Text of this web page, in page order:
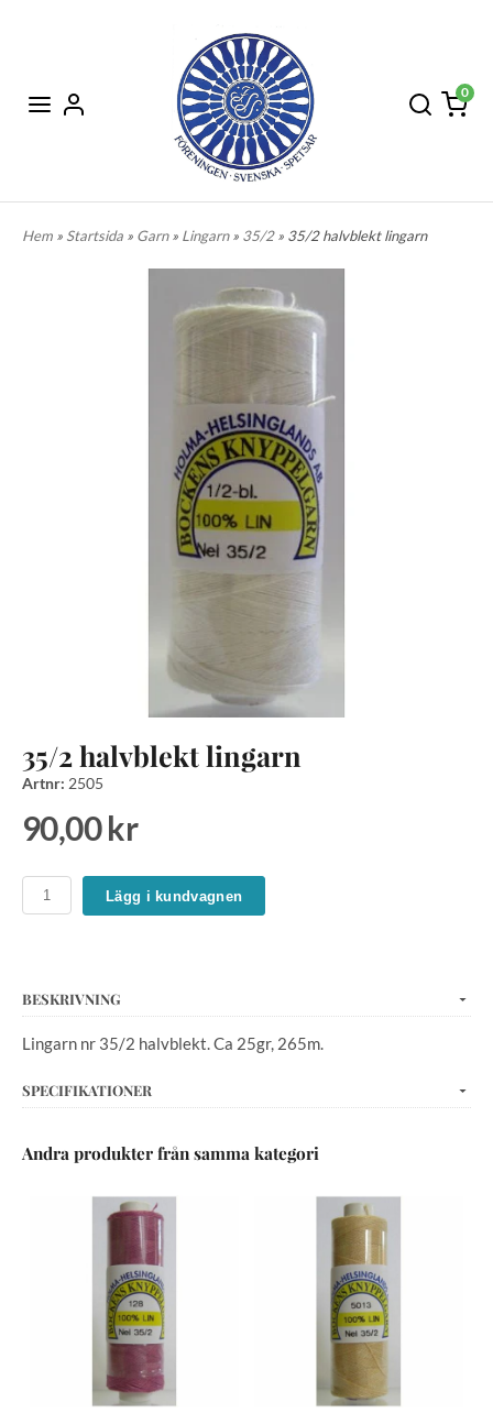
0
Hem » Startsida » Garn» Lingarn» 35/2» 35/2 halvblekt lingarn
35/2 halvblekt lingarn
Artnr: 2505
90,00 kr
Lägg i kundvagnen
BESKRIVNING
Lingarn nr 35/2 halvblekt. Ca 25gr, 265m.
SPECIFIKATIONER
Andra produkter från samma kategori